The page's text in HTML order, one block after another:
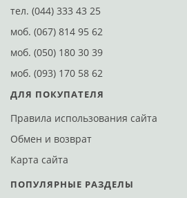
тел. (044) 333 43 25
моб. (067) 814 95 62
моб. (050) 180 30 39
моб. (093) 170 58 62
ДЛЯ ПОКУПАТЕЛЯ
Правила использования сайта
Обмен и возврат
Карта сайта
ПОПУЛЯРНЫЕ РАЗДЕЛЫ